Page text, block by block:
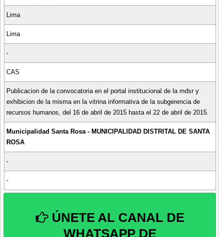
Lima
Lima
-
CAS
Publicacion de la convocatoria en el portal institucional de la mdsr y
exhibicion de la misma en la vitrina informativa de la subgerencia de
recursos humanos, del 16 de abril de 2015 hasta el 22 de abril de 2015.
Municipalidad Santa Rosa - MUNICIPALIDAD DISTRITAL DE SANTA
ROSA
-
-
ÚNETE AL CANAL DE
WHATSAPP DE